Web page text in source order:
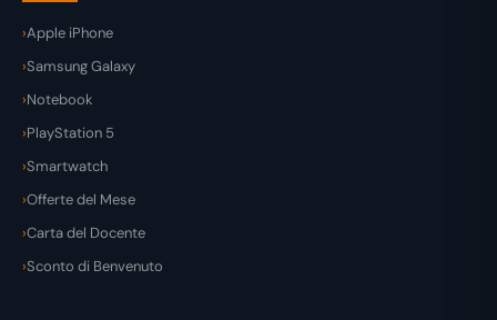
Apple iPhone
Samsung Galaxy
Notebook
PlayStation 5
Smartwatch
Offerte del Mese
Carta del Docente
Sconto di Benvenuto